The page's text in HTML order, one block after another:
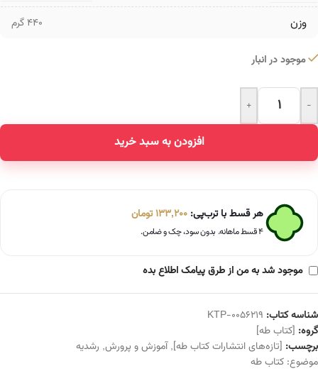
وزن 440 گرم
موجود در انبار
-
+
افزودن به سبد خرید
Alternative:
هر قسط با ترب‌پی: 133,200تومان
۴ قسط ماهانه. بدون سود، چک و ضامن.
موجود شد به من از طرق پیامک اطلاع بده
شناسه کتاب: KTP-0056219
گروه: [کتاب طه]
برچسب: [تازه‌های انتشارات کتاب طه], آموزش و پرورش, رشدیه
موضوع: کتاب طه